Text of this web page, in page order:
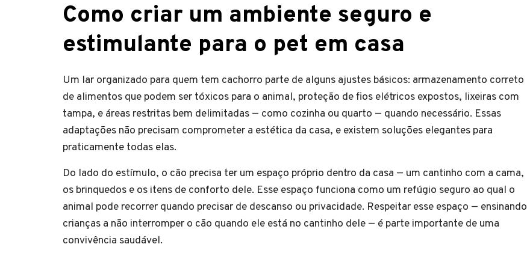
Como criar um ambiente seguro e
estimulante para o pet em casa
Um lar organizado para quem tem cachorro parte de alguns ajustes básicos: armazenamento correto
de alimentos que podem ser tóxicos para o animal, proteção de fios elétricos expostos, lixeiras com
tampa, e áreas restritas bem delimitadas — como cozinha ou quarto — quando necessário. Essas
adaptações não precisam comprometer a estética da casa, e existem soluções elegantes para
praticamente todas elas.
Do lado do estímulo, o cão precisa ter um espaço próprio dentro da casa — um cantinho com a cama,
os brinquedos e os itens de conforto dele. Esse espaço funciona como um refúgio seguro ao qual o
animal pode recorrer quando precisar de descanso ou privacidade. Respeitar esse espaço — ensinando
crianças a não interromper o cão quando ele está no cantinho dele — é parte importante de uma
convivência saudável.